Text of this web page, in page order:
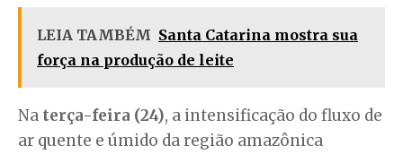
LEIA TAMBÉM Santa Catarina mostra sua
força na produção de leite
Na terça-feira (24), a intensificação do fluxo de
ar quente e úmido da região amazônica